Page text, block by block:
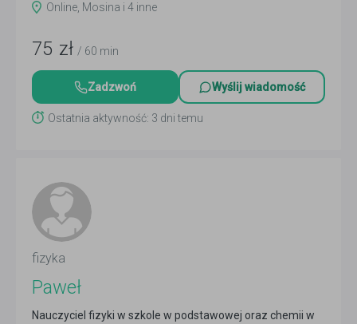
Online, Mosina i 4 inne
75 zł / 60 min
Zadzwoń Wyślij wiadomość
Ostatnia aktywność: 3 dni temu
fizyka
Paweł
Nauczyciel fizyki w szkole w podstawowej oraz chemii w